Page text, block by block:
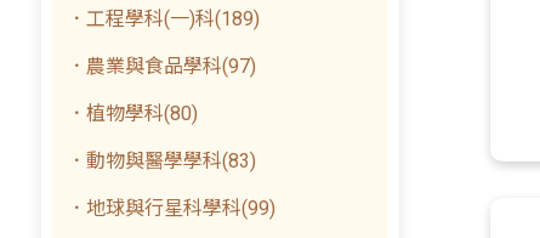
．工程學科(一)科(189)
．農業與食品學科(97)
．植物學科(80)
．動物與醫學學科(83)
．地球與行星科學科(99)